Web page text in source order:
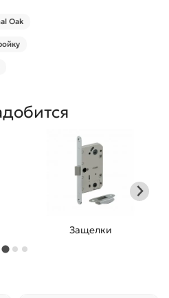
Oak
Защелки